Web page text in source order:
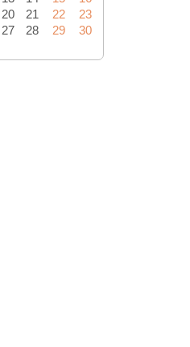
20 21 22
23
27 28 29
30